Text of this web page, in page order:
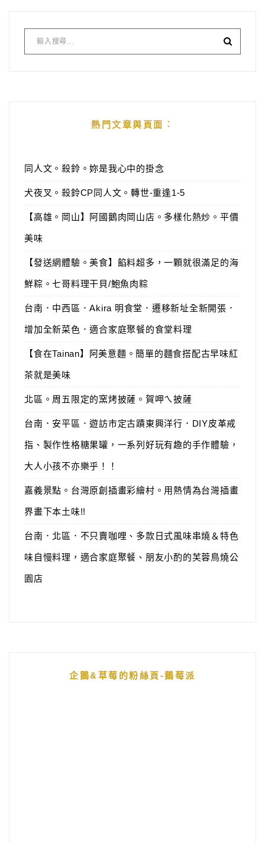
熱門文章與頁面︰
同人文。殺鈴。妳是我心中的掛念
犬夜叉。殺鈴CP同人文。轉世-重逢1-5
【高雄。岡山】阿國鵝肉岡山店。多樣化熱炒。平價
美味
【發送網體驗。美食】餡料超多，一顆就很滿足的海
鮮粽。七哥料理干貝/鮑魚肉粽
台南．中西區．Akira 明食堂．遷移新址全新開張．
增加全新菜色．適合家庭聚餐的食堂料理
【食在Tainan】阿美意麵。簡單的麵食搭配古早味紅
茶就是美味
北區。周五限定的窯烤披薩。賀呷ㄟ披薩
台南．安平區．遊訪市定古蹟東興洋行．DIY皮革戒
指、製作性格糖果罐，一系列好玩有趣的手作體驗，
大人小孩不亦樂乎！！
嘉義景點。台灣原創插畫彩繪村。用熱情為台灣插畫
界畫下本土味!!
台南．北區．不只賣咖哩、多款日式風味串燒＆特色
味自慢料理，適合家庭聚餐、朋友小酌的芙蓉鳥燒公
園店
企鵝&草莓的粉絲頁-鵝莓派